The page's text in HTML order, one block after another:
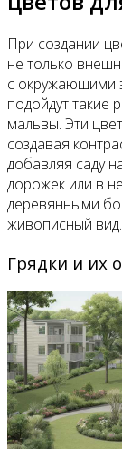
При создании
не только
с окружающими
подойдут такие
мальвы. Эти
создавая
добавляя саду
дорожек или в
деревянными
живописный вид.
Грядки и их